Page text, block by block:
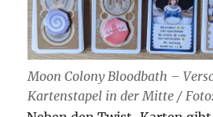
Moon Colony Bloodbath –
Kartenstapel in der Mitte /